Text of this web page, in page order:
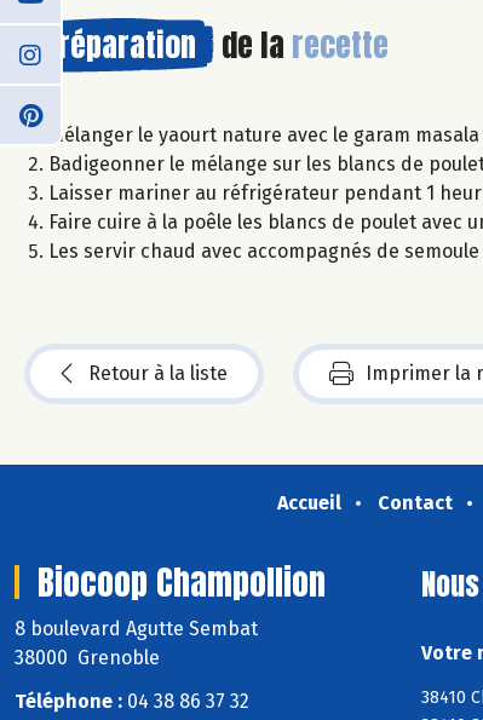
Préparation de la recette
Mélanger le yaourt nature avec le garam
Badigeonner le mélange sur les blancs de
Laisser mariner au réfrigérateur pendant 1
Faire cuire à la poêle les blancs de poulet avec
Les servir chaud avec accompagnés de
Retour à la liste Imprimer la
Accueil Contact
Biocoop Champollion
8 boulevard Agutte Sembat
38000 Grenoble
Téléphone : 04 38 86 37 32
Votre
38410